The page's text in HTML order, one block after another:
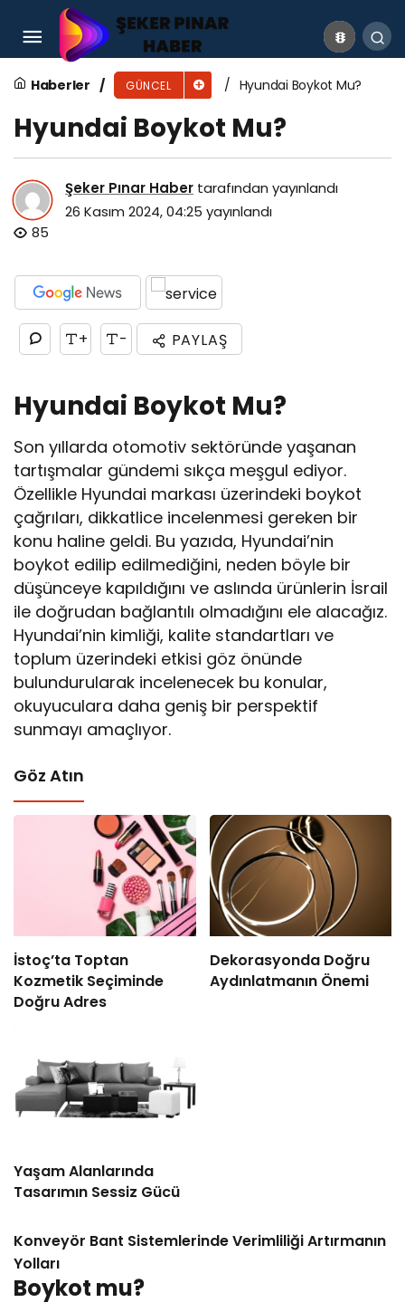
Haberler GÜNCEL Hyundai Boykot Mu?
Hyundai Boykot Mu?
Şeker Pınar Haber tarafından yayınlandı
26 Kasım 2024, 04:25 yayınlandı
85
+ - PAYLAŞ
Hyundai Boykot Mu?
Son yıllarda otomotiv sektöründe yaşanan
tartışmalar gündemi sıkça meşgul ediyor.
Özellikle Hyundai markası üzerindeki boykot
çağrıları, dikkatlice incelenmesi gereken bir
konu haline geldi. Bu yazıda, Hyundai’nin
boykot edilip edilmediğini, neden böyle bir
düşünceye kapıldığını ve aslında ürünlerin İsrail
ile doğrudan bağlantılı olmadığını ele alacağız.
Hyundai’nin kimliği, kalite standartları ve
toplum üzerindeki etkisi göz önünde
bulundurularak incelenecek bu konular,
okuyuculara daha geniş bir perspektif
sunmayı amaçlıyor.
Göz Atın
İstoç’ta Toptan
Kozmetik Seçiminde
Doğru Adres
Dekorasyonda Doğru
Aydınlatmanın Önemi
Yaşam Alanlarında
Tasarımın Sessiz Gücü
Konveyör Bant Sistemlerinde Verimliliği Artırmanın
Yolları
Boykot mu?
Head & Shoulders Boykot Mu?